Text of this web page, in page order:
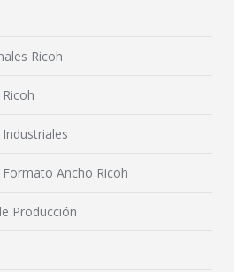
Ricoh
Ancho Ricoh
Producción